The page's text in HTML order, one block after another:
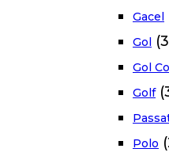
Gacel
Gol
Gol
Golf
Polo